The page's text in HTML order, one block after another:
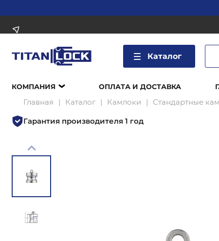
Каталог
КОМПАНИЯ ОПЛАТА И ДОСТАВКА
Главная Каталог Камлоки Стандартные
Гарантия производителя 1 год